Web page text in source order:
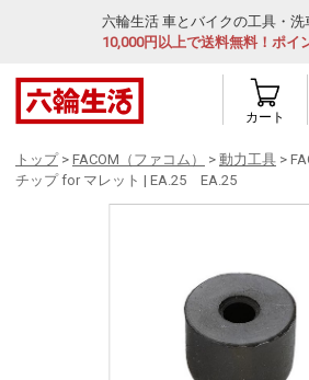
六輪生活 車とバイクの工具・洗
10,000円以上で送料無料！ポイ
カート
トップ> FACOM（ファコム） > 動力工具 >
チップ for マレット | EA.25 EA.25